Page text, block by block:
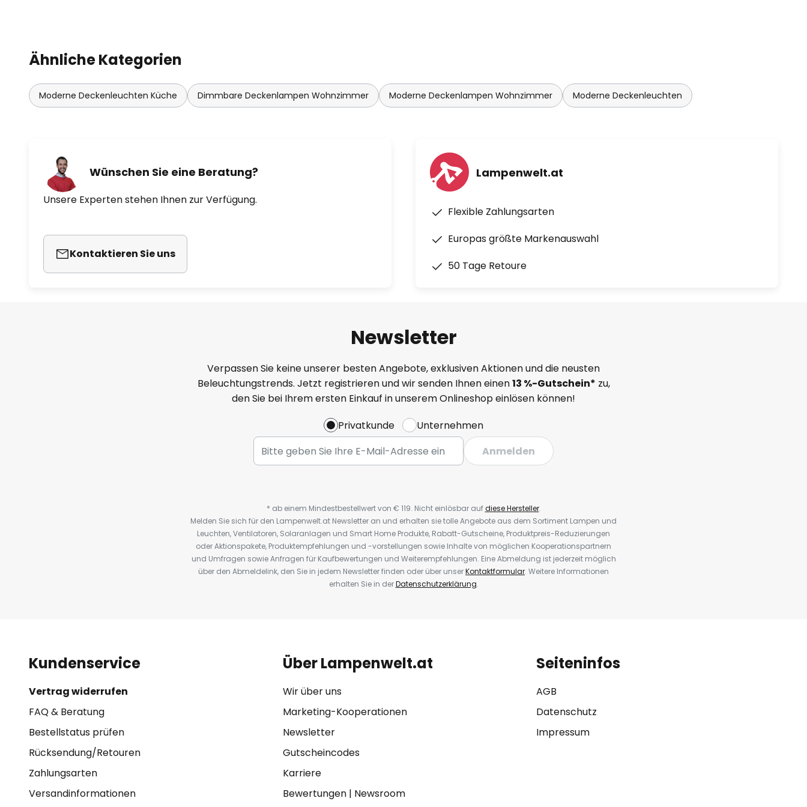
Ähnliche Kategorien
Moderne Deckenleuchten Küche Dimmbare Deckenlampen Wohnzimmer Moderne Deckenlampen Wohnzimmer Moderne Deckenleuchten
Wünschen Sie eine Beratung?
Unsere Experten stehen Ihnen zur Verfügung.
Kontaktieren Sie uns
Lampenwelt.at
Flexible Zahlungsarten
Europas größte Markenauswahl
50 Tage Retoure
Newsletter
Verpassen Sie keine unserer besten Angebote, exklusiven Aktionen und die neusten
Beleuchtungstrends. Jetzt registrieren und wir senden Ihnen einen13 %-Gutschein* zu,
den Sie bei Ihrem ersten Einkauf in unserem Onlineshop einlösen können!
Privatkunde
Unternehmen
Anmelden
* ab einem Mindestbestellwert von € 119. Nicht einlösbar aufdiese Hersteller.
Melden Sie sich für den Lampenwelt.at Newsletter an und erhalten sie tolle Angebote aus dem Sortiment Lampen und
Leuchten, Ventilatoren, Solaranlagen und Smart Home Produkte, Rabatt-Gutscheine, Produktpreis-Reduzierungen
oder Aktionspakete, Produktempfehlungen und -vorstellungen sowie Inhalte von möglichen Kooperationspartnern
und Umfragen sowie Anfragen für Kaufbewertungen und Weiterempfehlungen. Eine Abmeldung ist jederzeit möglich
über den Abmeldelink, den Sie in jedem Newsletter finden oder über unserKontaktformular. Weitere Informationen
erhalten Sie in derDatenschutzerklärung.
Kundenservice
Vertrag widerrufen
FAQ & Beratung
Bestellstatus prüfen
Rücksendung/Retouren
Zahlungsarten
Versandinformationen
Über Lampenwelt.at
Wir über uns
Marketing-Kooperationen
Newsletter
Gutscheincodes
Karriere
Bewertungen| Newsroom
Seiteninfos
AGB
Datenschutz
Impressum